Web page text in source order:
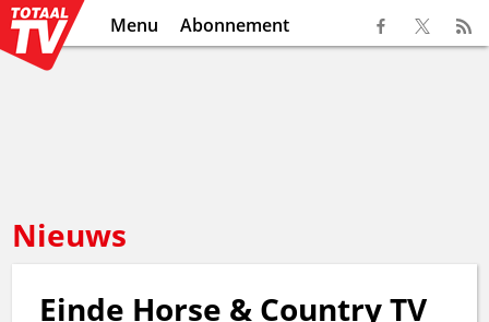
Menu Abonnement
Nieuws
Einde Horse & Country TV